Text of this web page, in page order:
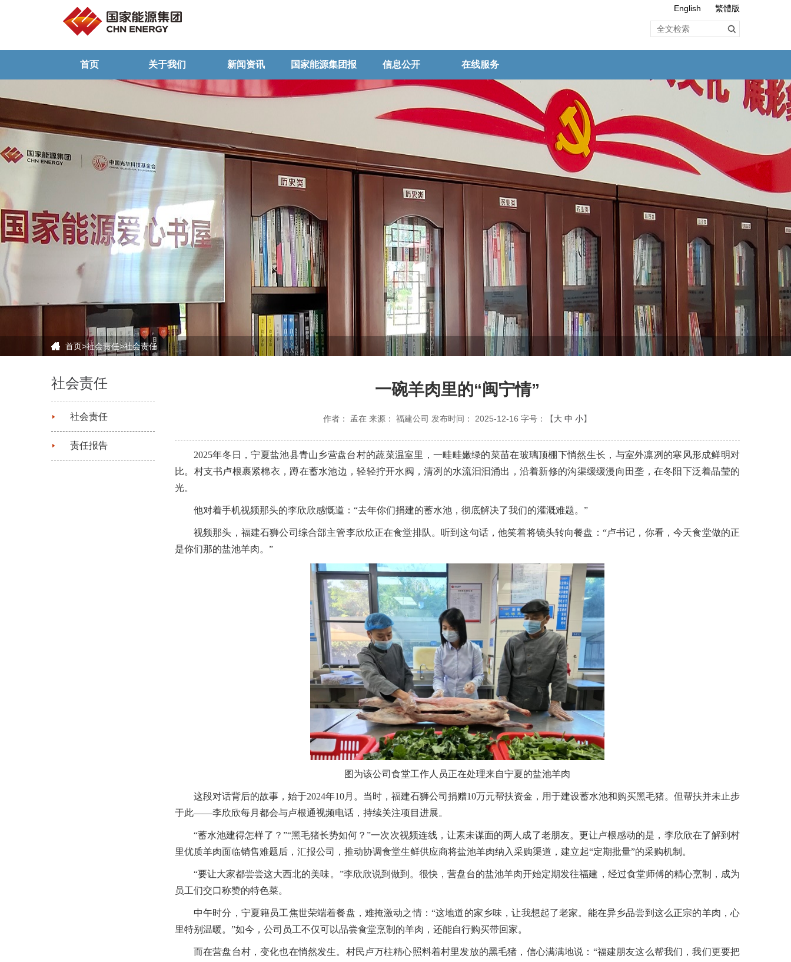
English 繁體版
首页 关于我们 新闻资讯 国家能源集团报 信息公开 在线服务
首页>社会责任>社会责任
社会责任
社会责任
责任报告
一碗羊肉里的“闽宁情”
作者： 孟在 来源： 福建公司 发布时间： 2025-12-16 字号：【大 中 小】
2025年冬日，宁夏盐池县青山乡营盘台村的蔬菜温室里，一畦畦嫩绿的菜苗在玻璃顶棚下悄然生长，与室外凛冽的寒风形成鲜明对
比。村支书卢根裹紧棉衣，蹲在蓄水池边，轻轻拧开水阀，清冽的水流汩汩涌出，沿着新修的沟渠缓缓漫向田垄，在冬阳下泛着晶莹的
光。
他对着手机视频那头的李欣欣感慨道：“去年你们捐建的蓄水池，彻底解决了我们的灌溉难题。”
视频那头，福建石狮公司综合部主管李欣欣正在食堂排队。听到这句话，他笑着将镜头转向餐盘：“卢书记，你看，今天食堂做的正
是你们那的盐池羊肉。”
图为该公司食堂工作人员正在处理来自宁夏的盐池羊肉
这段对话背后的故事，始于2024年10月。当时，福建石狮公司捐赠10万元帮扶资金，用于建设蓄水池和购买黑毛猪。但帮扶并未止步
于此——李欣欣每月都会与卢根通视频电话，持续关注项目进展。
“蓄水池建得怎样了？”“黑毛猪长势如何？”一次次视频连线，让素未谋面的两人成了老朋友。更让卢根感动的是，李欣欣在了解到村
里优质羊肉面临销售难题后，汇报公司，推动协调食堂生鲜供应商将盐池羊肉纳入采购渠道，建立起“定期批量”的采购机制。
“要让大家都尝尝这大西北的美味。”李欣欣说到做到。很快，营盘台的盐池羊肉开始定期发往福建，经过食堂师傅的精心烹制，成为
员工们交口称赞的特色菜。
中午时分，宁夏籍员工焦世荣端着餐盘，难掩激动之情：“这地道的家乡味，让我想起了老家。能在异乡品尝到这么正宗的羊肉，心
里特别温暖。”如今，公司员工不仅可以品尝食堂烹制的羊肉，还能自行购买带回家。
而在营盘台村，变化也在悄然发生。村民卢万柱精心照料着村里发放的黑毛猪，信心满满地说：“福建朋友这么帮我们，我们更要把